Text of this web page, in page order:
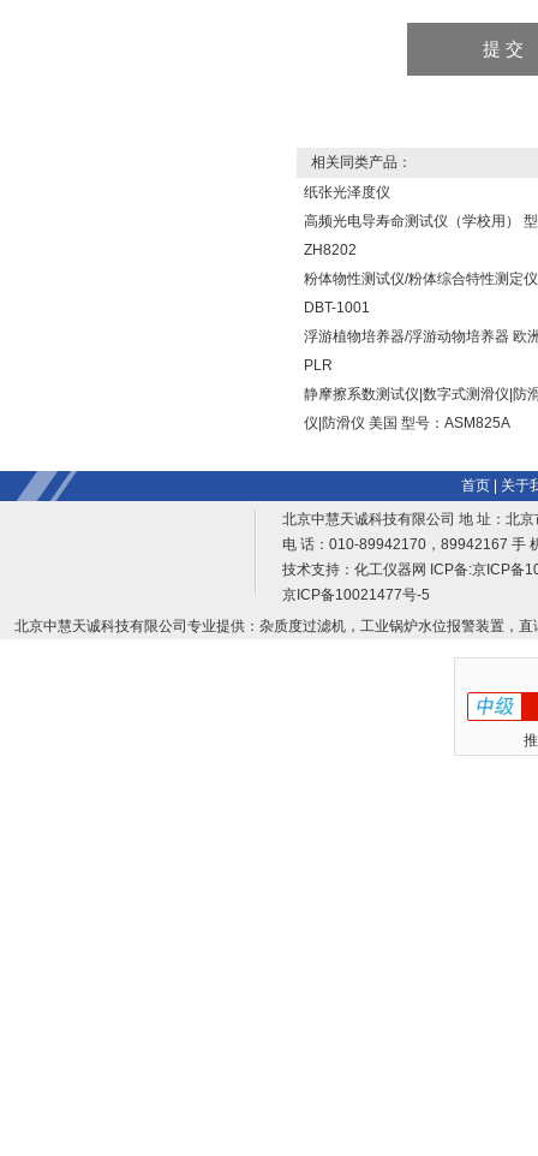
相关同类产品：
纸张光泽度仪
高频光电导寿命测试仪（学校用）
ZH8202
粉体物性测试仪/粉体综合特性测定
DBT-1001
浮游植物培养器/浮游动物培养器 欧
PLR
静摩擦系数测试仪|数字式测滑仪|防
仪|防滑仪 美国 型号：ASM825A
首页|
关于
北京中慧天诚科技有限公司 地 址：北
电 话：010-89942170，89942167 手
技术支持： 化工仪器网 ICP备:京ICP备
京ICP备10021477号-5
北京中慧天诚科技有限公司专业提供：杂质度过滤机，工业锅炉水位报警装置，